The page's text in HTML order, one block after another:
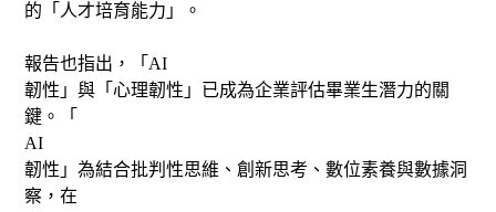
的「人才培育能力」。
報告也指出，「 AI
韌性」與「心理韌性」已成為企業評估畢業生潛力的關
鍵。「
AI
韌性」為結合批判性思維、創新思考、數位素養與數據洞
察，在